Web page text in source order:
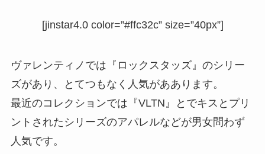
[jinstar4.0 color=”#ffc32c” size=”40px”]
ヴァレンティノでは『ロックスタッズ』のシリー
ズがあり、とてつもなく人気がああります。
最近のコレクションでは『VLTN』とでキスとプリ
ントされたシリーズのアパレルなどが男女問わず
人気です。